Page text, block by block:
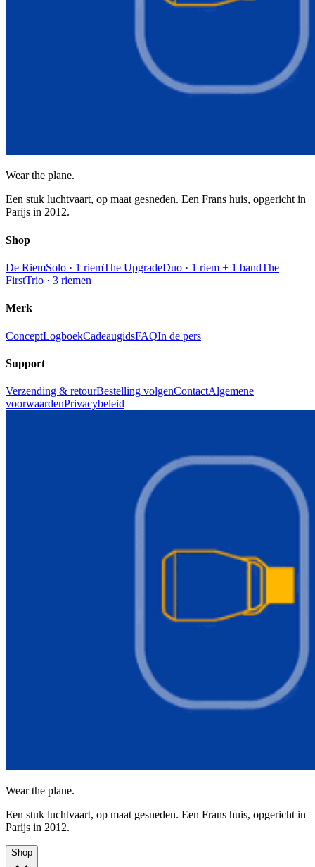
Wear the plane.
Een stuk luchtvaart, op maat gesneden. Een Frans huis, opgericht in
Parijs in 2012.
Shop
De RiemSolo · 1 riemThe UpgradeDuo · 1 riem + 1 bandThe
FirstTrio · 3 riemen
Merk
ConceptLogboekCadeaugidsFAQIn de pers
Support
Verzending & retourBestelling volgenContactAlgemene
voorwaardenPrivacybeleid
Wear the plane.
Een stuk luchtvaart, op maat gesneden. Een Frans huis, opgericht in
Parijs in 2012.
Shop